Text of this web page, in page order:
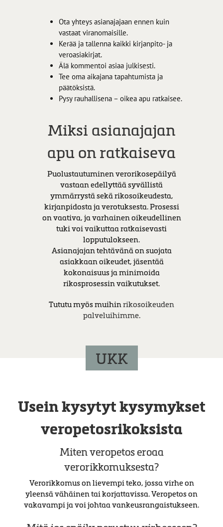
Ota yhteys asianajajaan ennen kuin
vastaat viranomaisille.
Kerää ja tallenna kaikki kirjanpito- ja
veroasiakirjat.
Älä kommentoi asiaa julkisesti.
Tee oma aikajana tapahtumista ja
päätöksistä.
Pysy rauhallisena – oikea apu ratkaisee.
Miksi asianajajan
apu on ratkaiseva
Puolustautuminen verorikosepäilyä
vastaan edellyttää syvällistä
ymmärrystä sekä rikosoikeudesta,
kirjanpidosta ja verotuksesta. Prosessi
on vaativa, ja varhainen oikeudellinen
tuki voi vaikuttaa ratkaisevasti
lopputulokseen.
Asianajajan tehtävänä on suojata
asiakkaan oikeudet, jäsentää
kokonaisuus ja minimoida
rikosprosessin vaikutukset.
Tututu myös muihinrikosoikeuden
palveluihimme.
UKK
Usein kysytyt kysymykset
veropetosrikoksista
Miten veropetos eroaa
verorikkomuksesta?
Verorikkomus on lievempi teko, jossa virhe on
yleensä vähäinen tai korjattavissa. Veropetos on
vakavampi ja voi johtaa vankeusrangaistukseen.